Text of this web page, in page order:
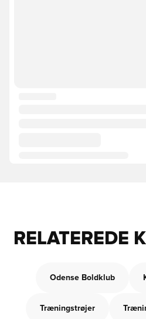
RELATEREDE
Odense Boldklub
Træningstrøjer